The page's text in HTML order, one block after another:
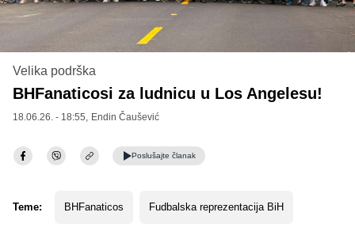
Velika podrška
BHFanaticosi za ludnicu u Los Angelesu!
18.06.26. - 18:55, Endin Čaušević
Poslušajte članak
Teme: BHFanaticos Fudbalska reprezentacija BiH